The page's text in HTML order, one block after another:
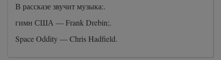
В рассказе звучит музыка:.
гимн США — Frank Drebin;.
Space Oddity — Chris Hadfield.